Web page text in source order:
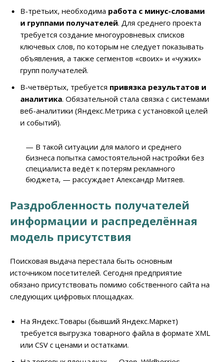
В-третьих, необходима работа с минус-словами
и группами получателей. Для среднего проекта
требуется создание многоуровневых списков
ключевых слов, по которым не следует показывать
объявления, а также сегментов «своих» и «чужих»
групп получателей.
В-четвёртых, требуется привязка результатов и
аналитика. Обязательной стала связка с системами
веб-аналитики (Яндекс.Метрика с установкой целей
и событий).
— В такой ситуации для малого и среднего
бизнеса попытка самостоятельной настройки без
специалиста ведёт к потерям рекламного
бюджета, — рассуждает Александр Митяев.
Раздробленность получателей
информации и распределённая
модель присутствия
Поисковая выдача перестала быть основным
источником посетителей. Сегодня предприятие
обязано присутствовать помимо собственного сайта на
следующих цифровых площадках.
На Яндекс.Товары (бывший Яндекс.Маркет)
требуется выгрузка товарного файла в формате XML
или CSV с ценами и остатками.